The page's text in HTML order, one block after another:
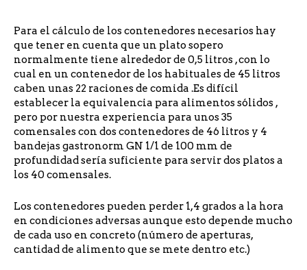
Para el cálculo de los contenedores necesarios hay
que tener en cuenta que un plato sopero
normalmente tiene alrededor de 0,5 litros , con lo
cual en un contenedor de los habituales de 45 litros
caben unas 22 raciones de comida .Es difícil
establecer la equivalencia para alimentos sólidos ,
pero por nuestra experiencia para unos 35
comensales con dos contenedores de 46 litros y 4
bandejas gastronorm GN 1/1 de 100 mm de
profundidad sería suficiente para servir dos platos a
los 40 comensales.
Los contenedores pueden perder 1,4 grados a la hora
en condiciones adversas aunque esto depende mucho
de cada uso en concreto (número de aperturas,
cantidad de alimento que se mete dentro etc.)